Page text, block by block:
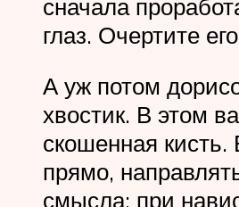
сначала
глаз. Очертите
А уж потом
хвостик. В этом
скошенная
прямо,
смысла: при